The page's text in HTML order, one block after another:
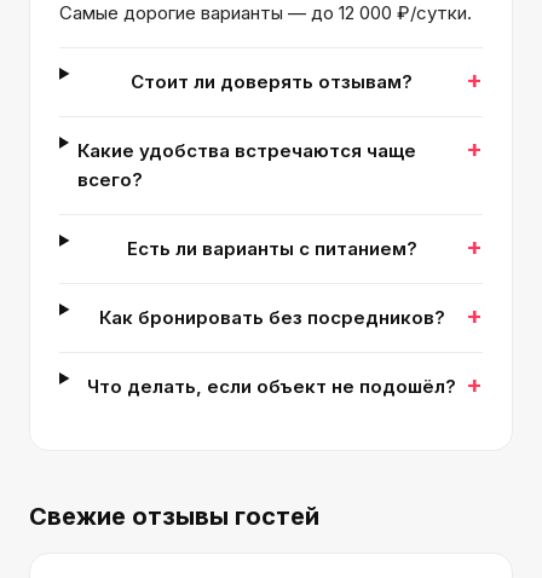
Самые дорогие варианты — до 12 000 ₽/сутки.
Стоит ли доверять отзывам? +
Какие удобства встречаются чаще
всего?
+
Есть ли варианты с питанием? +
Как бронировать без посредников? +
Что делать, если объект не подошёл? +
Свежие отзывы гостей